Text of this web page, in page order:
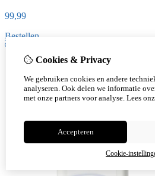
99,99
Bestellen
Cookies & Privacy
We gebruiken cookies en andere
analyseren. Ook delen we informatie
met onze partners voor analyse. Lees
Accepteren
Cookie-